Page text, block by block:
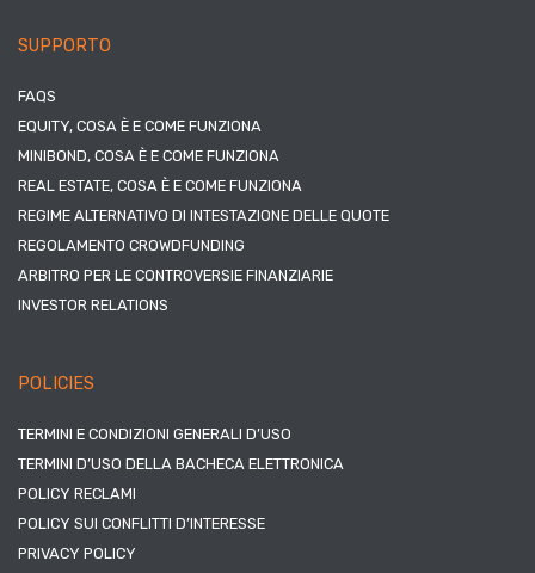
SUPPORTO
FAQS
EQUITY, COSA È E COME FUNZIONA
MINIBOND, COSA È E COME FUNZIONA
REAL ESTATE, COSA È E COME FUNZIONA
REGIME ALTERNATIVO DI INTESTAZIONE DELLE QUOTE
REGOLAMENTO CROWDFUNDING
ARBITRO PER LE CONTROVERSIE FINANZIARIE
INVESTOR RELATIONS
POLICIES
TERMINI E CONDIZIONI GENERALI D’USO
TERMINI D’USO DELLA BACHECA ELETTRONICA
POLICY RECLAMI
POLICY SUI CONFLITTI D’INTERESSE
PRIVACY POLICY